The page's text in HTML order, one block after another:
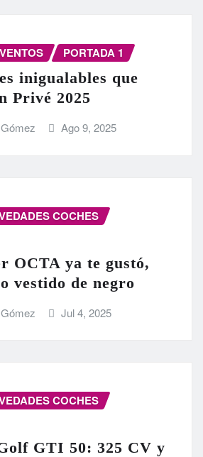
PORTADA 1
inigualables que
Privé 2025
Ago 9, 2025
COCHES
OCTA ya te gustó,
vestido de negro
Jul 4, 2025
COCHES
GTI 50: 325 CV y